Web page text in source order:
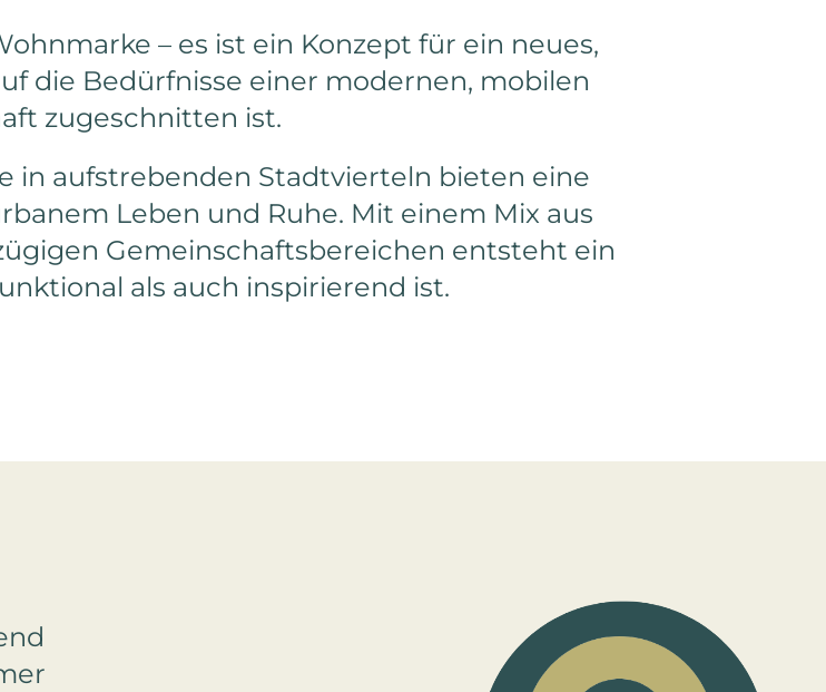
Panolia Living
Staytoo
Staynomad
Stayurban
The Stayte
– es ist ein Konzept für ein neues,
die Bedürfnisse einer modernen, mobilen
zugeschnitten ist.
in aufstrebenden Stadtvierteln bieten eine
Leben und Ruhe. Mit einem Mix aus
Gemeinschaftsbereichen entsteht ein
als auch inspirierend ist.